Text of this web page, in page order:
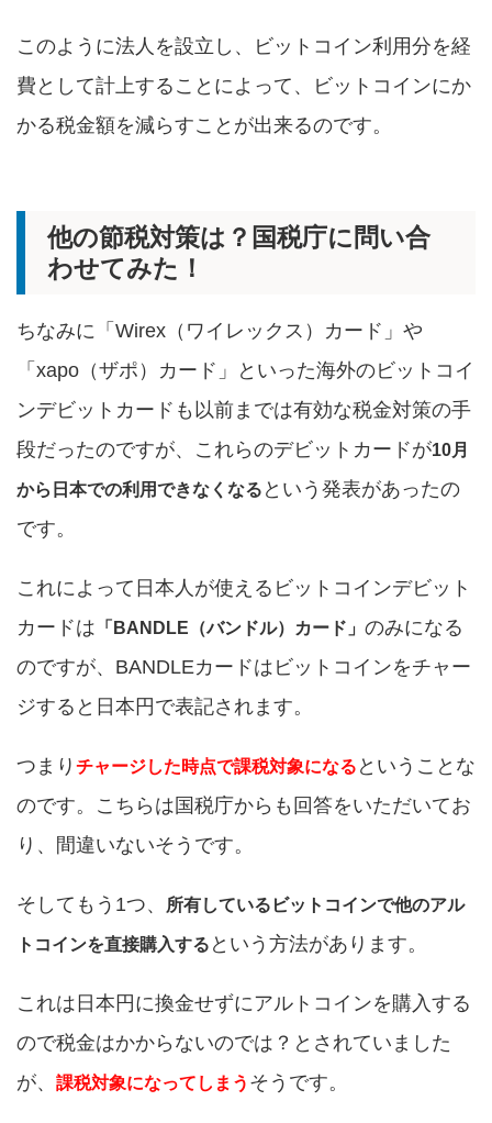
このように法人を設立し、ビットコイン利用分を経
費として計上することによって、ビットコインにか
かる税金額を減らすことが出来るのです。
他の節税対策は？国税庁に問い合
わせてみた！
ちなみに「Wirex（ワイレックス）カード」や
「xapo（ザポ）カード」といった海外のビットコイ
ンデビットカードも以前までは有効な税金対策の手
段だったのですが、これらのデビットカードが10月
から日本での利用できなくなる という発表があったの
です。
これによって日本人が使えるビットコインデビット
カードは 「BANDLE（バンドル）カード」 のみになる
のですが、BANDLEカードはビットコインをチャー
ジすると日本円で表記されます。
つまり チャージした時点で課税対象になる ということな
のです。こちらは国税庁からも回答をいただいてお
り、間違いないそうです。
そしてもう1つ、 所有しているビットコインで他のアル
トコインを直接購入する という方法があります。
これは日本円に換金せずにアルトコインを購入する
ので税金はかからないのでは？とされていました
が、 課税対象になってしまう そうです。